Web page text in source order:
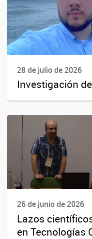
28 de julio de 2026
Investigación
26 de junio de 2026
Lazos
en Tecnologías